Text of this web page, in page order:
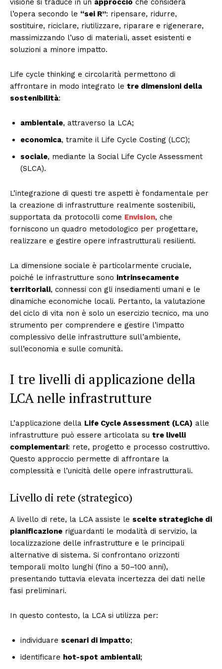
visione si traduce in un approccio che considera
l’opera secondo le “sei R”: ripensare, ridurre,
sostituire, riciclare, riutilizzare, riparare e rigenerare,
massimizzando l’uso di materiali, asset esistenti e
soluzioni a minore impatto.
Life cycle thinking e circolarità permettono di
affrontare in modo integrato le tre dimensioni della
sostenibilità:
ambientale, attraverso la LCA;
economica, tramite il Life Cycle Costing (LCC);
sociale, mediante la Social Life Cycle Assessment
(SLCA).
L’integrazione di questi tre aspetti è fondamentale per
la creazione di infrastrutture realmente sostenibili,
supportata da protocolli come Envision, che
forniscono un quadro metodologico per progettare,
realizzare e gestire opere infrastrutturali resilienti.
La dimensione sociale è particolarmente cruciale,
poiché le infrastrutture sono intrinsecamente
territoriali, connessi con gli insediamenti umani e le
dinamiche economiche locali. Pertanto, la valutazione
del ciclo di vita non è solo un esercizio tecnico, ma uno
strumento per comprendere e gestire l’impatto
complessivo delle infrastrutture sull’ambiente,
sull’economia e sulle comunità.
I tre livelli di applicazione della
LCA nelle infrastrutture
L’applicazione della Life Cycle Assessment (LCA) alle
infrastrutture può essere articolata su tre livelli
complementari: rete, progetto e processo costruttivo.
Questo approccio permette di affrontare la
complessità e l’unicità delle opere infrastrutturali.
Livello di rete (strategico)
A livello di rete, la LCA assiste le scelte strategiche di
pianificazione riguardanti le modalità di servizio, la
localizzazione delle infrastrutture e le principali
alternative di sistema. Si confrontano orizzonti
temporali molto lunghi (fino a 50–100 anni),
presentando tuttavia elevata incertezza dei dati nelle
fasi preliminari.
In questo contesto, la LCA si utilizza per:
individuare scenari di impatto;
identificare hot-spot ambientali;